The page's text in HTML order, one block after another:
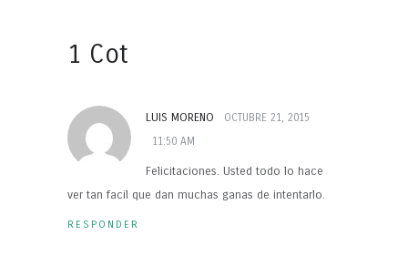
1 Cot
LUIS MORENO
OCTUBRE 21, 2015
11:50 AM
Felicitaciones. Usted todo lo hace
ver tan facil que dan muchas ganas de intentarlo.
RESPONDER